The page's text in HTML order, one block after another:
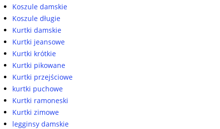
Koszule damskie
Koszule długie
Kurtki damskie
Kurtki jeansowe
Kurtki krótkie
Kurtki pikowane
Kurtki przejściowe
kurtki puchowe
Kurtki ramoneski
Kurtki zimowe
legginsy damskie